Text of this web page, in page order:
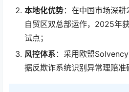
本地化优势：在中国市场深
自贸区双总部运作，2025年
试点；
风控体系 ：采用欧盟
据反欺诈系统识别异常理赔准